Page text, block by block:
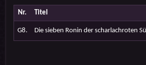
Nr. Titel
G8. Die sieben Ronin der scharlachroten